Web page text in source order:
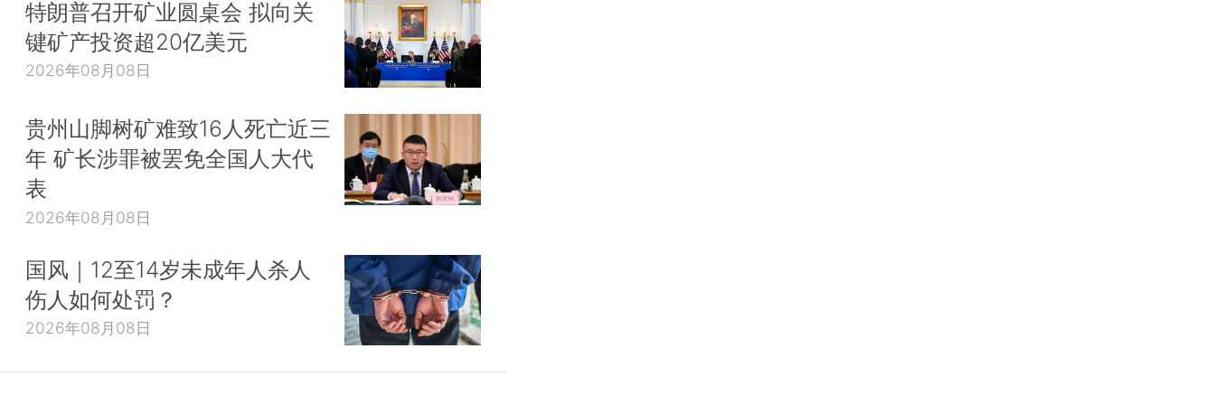
特朗普召开矿业圆桌会 拟向关
键矿产投资超20亿美元
2026年08月08日
贵州山脚树矿难致16人死亡近三
年 矿长涉罪被罢免全国人大代
表
2026年08月08日
国风｜12至14岁未成年人杀人
伤人如何处罚？
2026年08月08日